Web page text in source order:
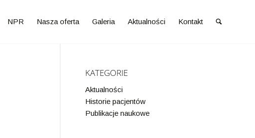
NPR Nasza oferta Galeria Aktualności Kontakt
KATEGORIE
Aktualności
Historie pacjentów
Publikacje naukowe